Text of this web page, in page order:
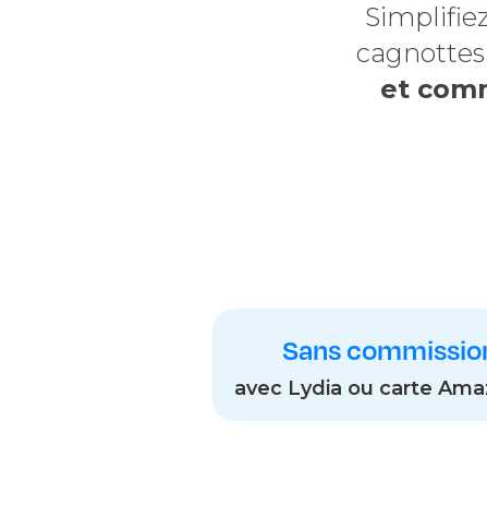
cagnottes
et
Sans
avec Lydia ou carte